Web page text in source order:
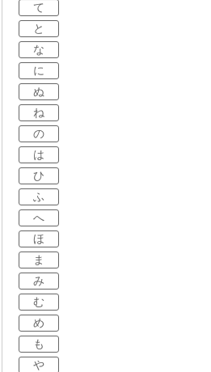
て
と
な
に
ぬ
ね
の
は
ひ
ふ
へ
ほ
ま
み
む
め
も
や